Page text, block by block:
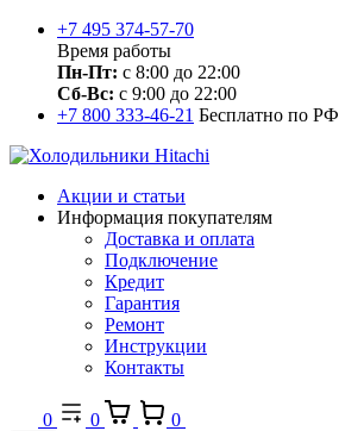
+7 495 374-57-70
Время работы
Пн-Пт: с 8:00 до 22:00
Сб-Вс: с 9:00 до 22:00
+7 800 333-46-21 Бесплатно по РФ
Акции и статьи
Информация покупателям
Доставка и оплата
Подключение
Кредит
Гарантия
Ремонт
Инструкции
Контакты
0 0 0